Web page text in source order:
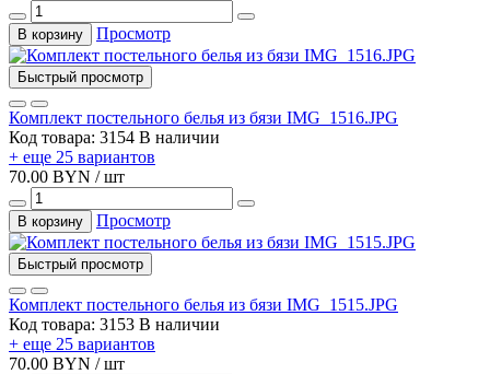
В корзину Просмотр
Быстрый просмотр
Комплект постельного белья из бязи IMG_1516.JPG
Код товара: 3154 В наличии
+ еще 25 вариантов
70.00 BYN / шт
В корзину Просмотр
Быстрый просмотр
Комплект постельного белья из бязи IMG_1515.JPG
Код товара: 3153 В наличии
+ еще 25 вариантов
70.00 BYN / шт